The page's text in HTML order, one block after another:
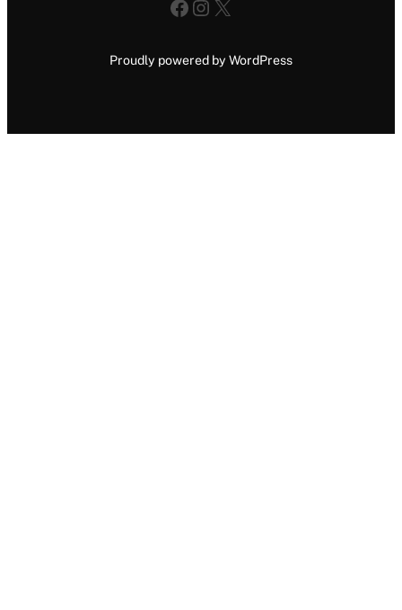
Facebook
Instagram
X
Proudly powered by WordPress